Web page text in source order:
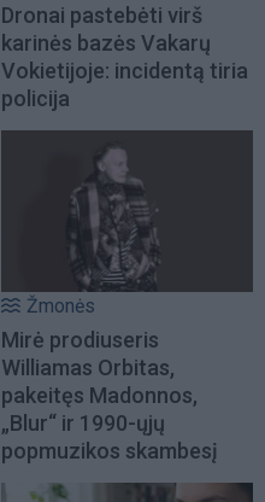
Dronai pastebėti virš
karinės bazės Vakarų
Vokietijoje: incidentą tiria
policija
Žmonės
Mirė prodiuseris
Williamas Orbitas,
pakeitęs Madonnos,
„Blur“ ir 1990-ųjų
popmuzikos skambesį